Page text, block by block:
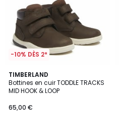
-10% DÈS 2*
TIMBERLAND
Bottines en cuir TODDLE TRACKS
MID HOOK & LOOP
65,00 €
4,7
/ 5